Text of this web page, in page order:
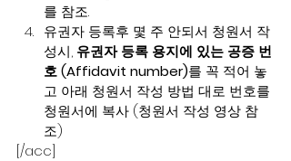
를 참조.
유권자 등록후 몇 주 안되서 청원서 작
성시, 유권자 등록 용지에 있는 공증 번
호 (Affidavit number)를 꼭 적어 놓
고 아래 청원서 작성 방법 대로 번호를
청원서에 복사 (청원서 작성 영상 참
조)
[/acc]